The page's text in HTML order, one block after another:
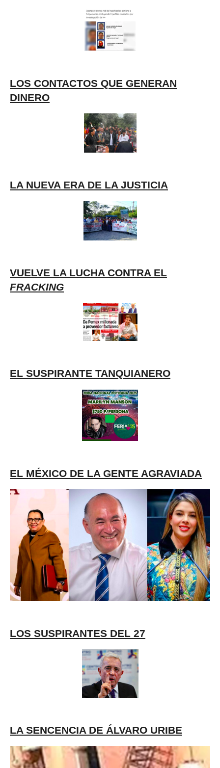
LOS CONTACTOS QUE GENERAN
DINERO
LA NUEVA ERA DE LA JUSTICIA
VUELVE LA LUCHA CONTRA EL
FRACKING
EL SUSPIRANTE TANQUIANERO
EL MÉXICO DE LA GENTE AGRAVIADA
LOS SUSPIRANTES DEL 27
LA SENCENCIA DE ÁLVARO URIBE